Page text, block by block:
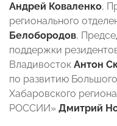
Андрей Коваленко,
регионального
Белобородов,
поддержки
Владивосток Антон
по развитию
Хабаровского
РОССИИ» Дмитрий